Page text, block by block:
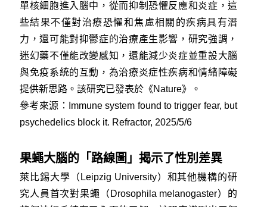
單核細胞進入腦中，從而抑制恐懼反應和炎症，這
些結果不僅對治療恐懼和焦慮相關的疾病具有潛
力，還可能對抑鬱症的治療產生影響，研究強調，
迷幻藥不僅能改變感知，還能減少炎症並重設大腦
與免疫系統的互動，為治療炎症性疾病和情緒障礙
提供新思路。該研究已發表於《Nature》。
參考來源：
Immune system found to trigger fear, but
psychedelics block it. Refractor, 2025/5/6
果蠅大腦的「路線圖」揭示了性別差異
萊比錫大學（Leipzig University）和其他機構的研
究人員首次對果蠅（Drosophila melanogaster）的